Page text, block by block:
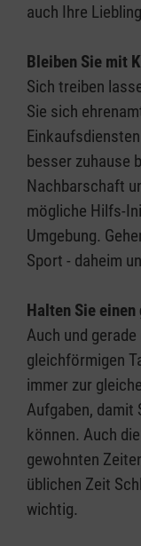
auch Ihre
Bleiben Sie mit
Sich treiben
Sie sich
besser zuhause
Nachbarschaft
mögliche Hilfs-
Umgebung.
Sport - daheim
Halten Sie
Auch und
gleichförmigen
immer zur
Aufgaben, damit
können. Auch
gewohnten
üblichen Zeit
wichtig.